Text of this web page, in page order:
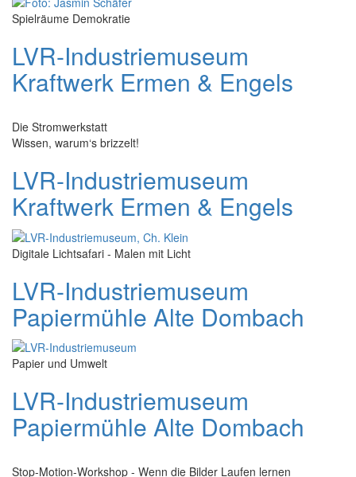
Spielräume Demokratie
LVR-Industriemuseum
Kraftwerk Ermen & Engels
Die Stromwerkstatt
Wissen, warum‘s brizzelt!
LVR-Industriemuseum
Kraftwerk Ermen & Engels
Digitale Lichtsafari - Malen mit Licht
LVR-Industriemuseum
Papiermühle Alte Dombach
Papier und Umwelt
LVR-Industriemuseum
Papiermühle Alte Dombach
Stop-Motion-Workshop - Wenn die Bilder Laufen lernen